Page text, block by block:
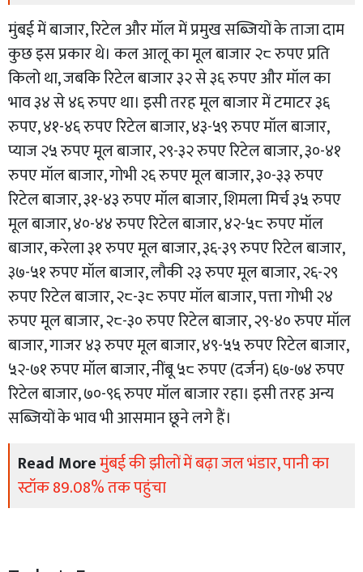
मुंबई में बाजार, रिटेल और मॉल में प्रमुख सब्जियों के ताजा दाम
कुछ इस प्रकार थे। कल आलू का मूल बाजार २८ रुपए प्रति
किलो था, जबकि रिटेल बाजार ३२ से ३६ रुपए और मॉल का
भाव ३४ से ४६ रुपए था। इसी तरह मूल बाजार में टमाटर ३६
रुपए, ४१-४६ रुपए रिटेल बाजार, ४३-५९ रुपए मॉल बाजार,
प्याज २५ रुपए मूल बाजार, २९-३२ रुपए रिटेल बाजार, ३०-४१
रुपए मॉल बाजार, गोभी २६ रुपए मूल बाजार, ३०-३३ रुपए
रिटेल बाजार, ३१-४३ रुपए मॉल बाजार, शिमला मिर्च ३५ रुपए
मूल बाजार, ४०-४४ रुपए रिटेल बाजार, ४२-५८ रुपए मॉल
बाजार, करेला ३१ रुपए मूल बाजार, ३६-३९ रुपए रिटेल बाजार,
३७-५१ रुपए मॉल बाजार, लौकी २३ रुपए मूल बाजार, २६-२९
रुपए रिटेल बाजार, २८-३८ रुपए मॉल बाजार, पत्ता गोभी २४
रुपए मूल बाजार, २८-३० रुपए रिटेल बाजार, २९-४० रुपए मॉल
बाजार, गाजर ४३ रुपए मूल बाजार, ४९-५५ रुपए रिटेल बाजार,
५२-७१ रुपए मॉल बाजार, नींबू ५८ रुपए (दर्जन) ६७-७४ रुपए
रिटेल बाजार, ७०-९६ रुपए मॉल बाजार रहा। इसी तरह अन्य
सब्जियों के भाव भी आसमान छूने लगे हैं।
Read Moreमुंबई की झीलों में बढ़ा जल भंडार, पानी का
स्टॉक 89.08% तक पहुंचा